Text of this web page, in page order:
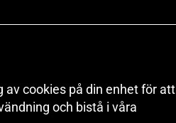
av cookies på din enhet för att
och bistå i våra